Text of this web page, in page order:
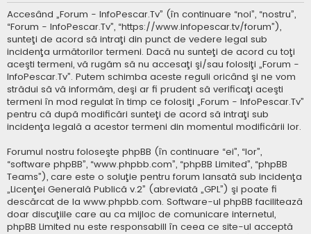
t
Accesând „Forum - InfoPescar.Tv” (în continuare “noi”, “nostru”,
“Forum - InfoPescar.Tv”, “https://www.infopescar.tv/forum”),
sunteţi de acord să intraţi din punct de vedere legal sub
incidenţa următorilor termeni. Dacă nu sunteţi de acord cu toţi
aceşti termeni, vă rugăm să nu accesaţi şi/sau folosiţi „Forum -
InfoPescar.Tv”. Putem schimba aceste reguli oricând şi ne vom
strădui să vă informăm, deşi ar fi prudent să verificaţi aceşti
termeni în mod regulat în timp ce folosiţi „Forum - InfoPescar.Tv”
pentru că după modificări sunteţi de acord să intraţi sub
incidenţa legală a acestor termeni din momentul modificării lor.
Forumul nostru foloseşte phpBB (în continuare “ei”, “lor”,
“software phpBB”, “www.phpbb.com”, “phpBB Limited”, “phpBB
Teams”), care este o soluţie pentru forum lansată sub incidenţa
„Licenţei Generală Publică v.2” (abreviată „GPL”) şi poate fi
descărcat de la www.phpbb.com. Software-ul phpBB facilitează
doar discuţiile care au ca mijloc de comunicare internetul,
phpBB Limited nu este responsabill în ceea ce site-ul acceptă